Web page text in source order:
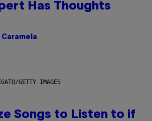
Has Thoughts
Caramela
GETTY IMAGES
Songs to Listen to if